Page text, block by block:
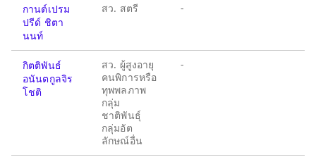
กานต์เปรม
ปรีด์ ชิตา
นนท์
สว. สตรี -
กิตติพันธ์
อนันตกูลจิร
โชติ
สว. ผู้สูงอายุ
คนพิการหรือ
ทุพพลภาพ
กลุ่ม
ชาติพันธุ์
กลุ่มอัต
ลักษณ์อื่น
-